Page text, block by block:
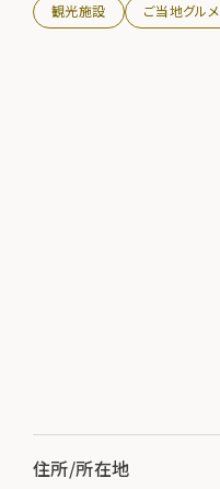
観光施設 ご当地グルメ
住所/所在地